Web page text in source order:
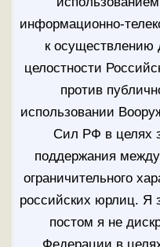
информационно-
к осуществлению
целостности
против
использовании
Сил РФ в целях
поддержания
ограничительного
российских юрлиц. Я
постом я не